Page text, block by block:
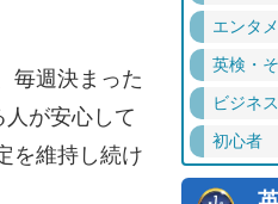
毎週決まった
が安心して
を維持し続け
エンタメ
英検・
ビジネス
初心者